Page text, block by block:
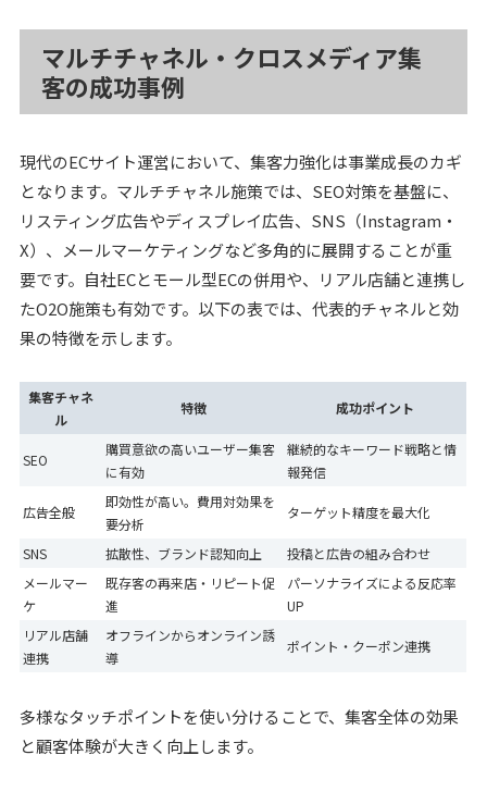
マルチチャネル・クロスメディア集
客の成功事例
現代のECサイト運営において、集客力強化は事業成長のカギ
となります。マルチチャネル施策では、SEO対策を基盤に、
リスティング広告やディスプレイ広告、SNS（Instagram・
X）、メールマーケティングなど多角的に展開することが重
要です。自社ECとモール型ECの併用や、リアル店舗と連携し
たO2O施策も有効です。以下の表では、代表的チャネルと効
果の特徴を示します。
集客チャネ
ル
特徴 成功ポイント
SEO
購買意欲の高いユーザー集客
に有効
継続的なキーワード戦略と情
報発信
広告全般
即効性が高い。費用対効果を
要分析
ターゲット精度を最大化
SNS 拡散性、ブランド認知向上
投稿と広告の組み合わせ
メールマー
ケ
既存客の再来店・リピート促
進
パーソナライズによる反応率
UP
リアル店舗
連携
オフラインからオンライン誘
導
ポイント・クーポン連携
多様なタッチポイントを使い分けることで、集客全体の効果
と顧客体験が大きく向上します。